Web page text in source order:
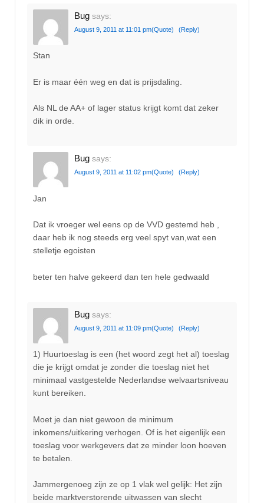
Bug says:
August 9, 2011 at 11:01 pm(Quote) (Reply)
Stan
Er is maar één weg en dat is prijsdaling.
Als NL de AA+ of lager status krijgt komt dat zeker
dik in orde.
Bug says:
August 9, 2011 at 11:02 pm(Quote) (Reply)
Jan
Dat ik vroeger wel eens op de VVD gestemd heb ,
daar heb ik nog steeds erg veel spyt van,wat een
stelletje egoisten
beter ten halve gekeerd dan ten hele gedwaald
Bug says:
August 9, 2011 at 11:09 pm(Quote) (Reply)
1) Huurtoeslag is een (het woord zegt het al) toeslag
die je krijgt omdat je zonder die toeslag niet het
minimaal vastgestelde Nederlandse welvaartsniveau
kunt bereiken.
Moet je dan niet gewoon de minimum
inkomens/uitkering verhogen. Of is het eigenlijk een
toeslag voor werkgevers dat ze minder loon hoeven
te betalen.
Jammergenoeg zijn ze op 1 vlak wel gelijk: Het zijn
beide marktverstorende uitwassen van slecht